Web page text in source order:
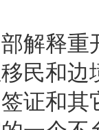
解释
民和
证和